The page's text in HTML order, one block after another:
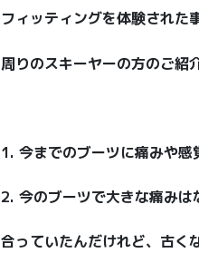
フィッティングを体験された
周りのスキーヤーの方のご紹
1. 今までのブーツに痛みや感
2. 今のブーツで大きな痛み
合っていたんだけれど、古く